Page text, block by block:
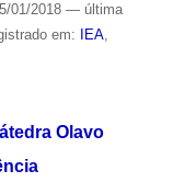
01/2018 — última
em: IEA,
Olavo